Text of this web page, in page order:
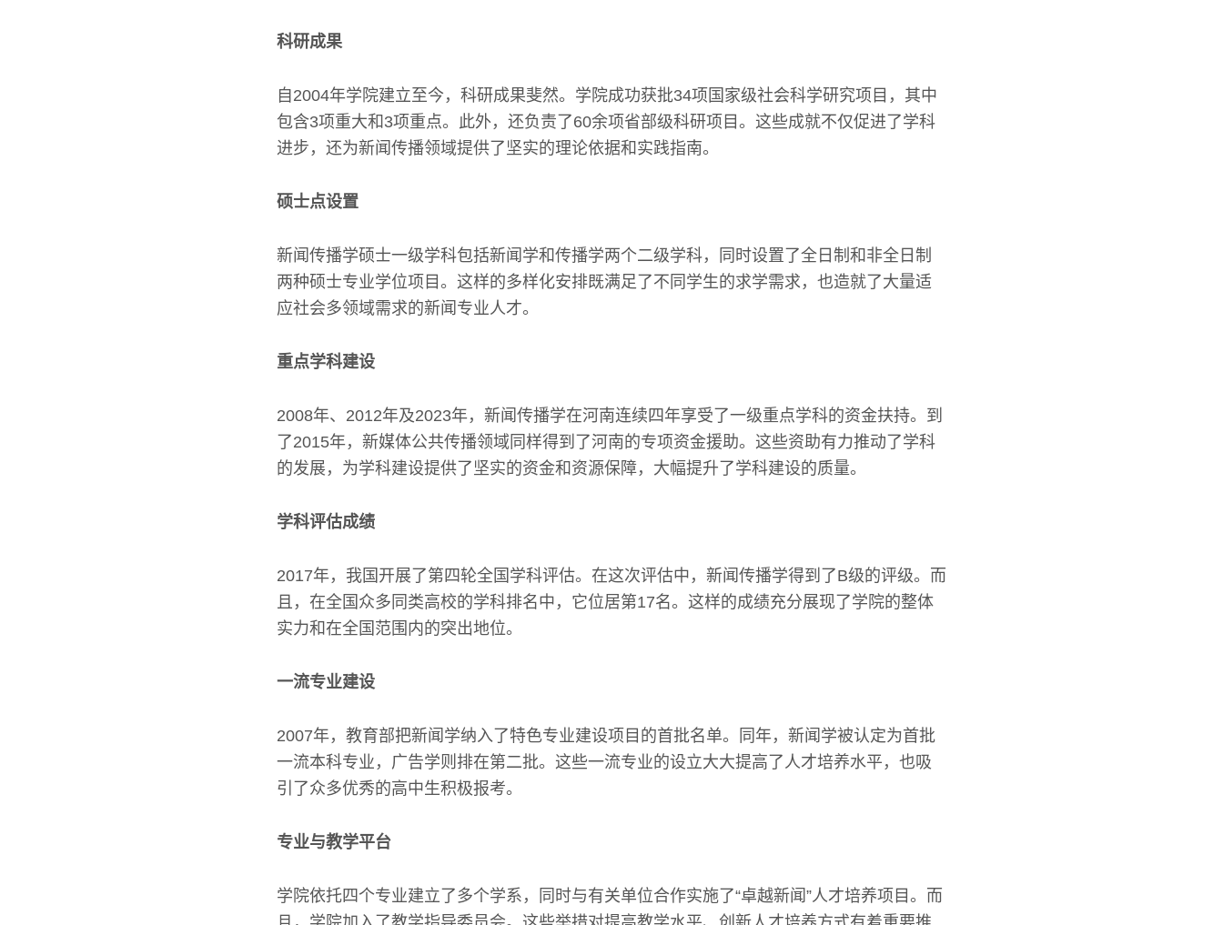
科研成果
自2004年学院建立至今，科研成果斐然。学院成功获批34项国家级社会科学研究项目，其中
包含3项重大和3项重点。此外，还负责了60余项省部级科研项目。这些成就不仅促进了学科
进步，还为新闻传播领域提供了坚实的理论依据和实践指南。
硕士点设置
新闻传播学硕士一级学科包括新闻学和传播学两个二级学科，同时设置了全日制和非全日制
两种硕士专业学位项目。这样的多样化安排既满足了不同学生的求学需求，也造就了大量适
应社会多领域需求的新闻专业人才。
重点学科建设
2008年、2012年及2023年，新闻传播学在河南连续四年享受了一级重点学科的资金扶持。到
了2015年，新媒体公共传播领域同样得到了河南的专项资金援助。这些资助有力推动了学科
的发展，为学科建设提供了坚实的资金和资源保障，大幅提升了学科建设的质量。
学科评估成绩
2017年，我国开展了第四轮全国学科评估。在这次评估中，新闻传播学得到了B级的评级。而
且，在全国众多同类高校的学科排名中，它位居第17名。这样的成绩充分展现了学院的整体
实力和在全国范围内的突出地位。
一流专业建设
2007年，教育部把新闻学纳入了特色专业建设项目的首批名单。同年，新闻学被认定为首批
一流本科专业，广告学则排在第二批。这些一流专业的设立大大提高了人才培养水平，也吸
引了众多优秀的高中生积极报考。
专业与教学平台
学院依托四个专业建立了多个学系，同时与有关单位合作实施了“卓越新闻”人才培养项目。而